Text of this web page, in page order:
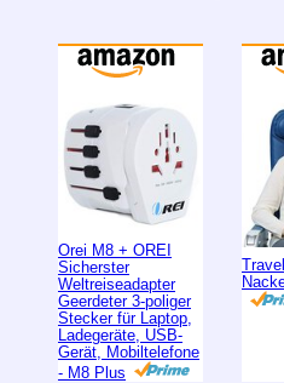
Orei M8 + OREI
Sicherster
Weltreiseadapter
Geerdeter 3-poliger
Stecker für Laptop,
Ladegeräte, USB-
Gerät, Mobiltelefone
- M8 Plus